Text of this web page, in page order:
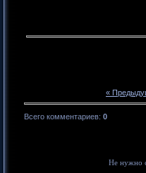
«
Всего комментариев: 0
Не нужно